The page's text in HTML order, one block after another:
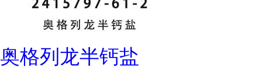
奥格列龙半钙盐